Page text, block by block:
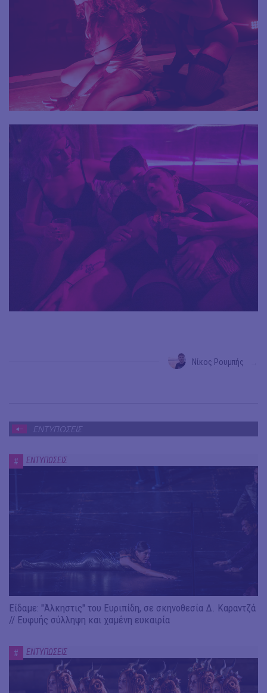
Νίκος Ρουμπής
ΕΝΤΥΠΩΣΕΙΣ
# ΕΝΤΥΠΩΣΕΙΣ
Είδαμε: "Άλκηστις" του Ευριπίδη, σε σκηνοθεσία Δ. Καραντζά
// Ευφυής σύλληψη και χαμένη ευκαιρία
# ΕΝΤΥΠΩΣΕΙΣ